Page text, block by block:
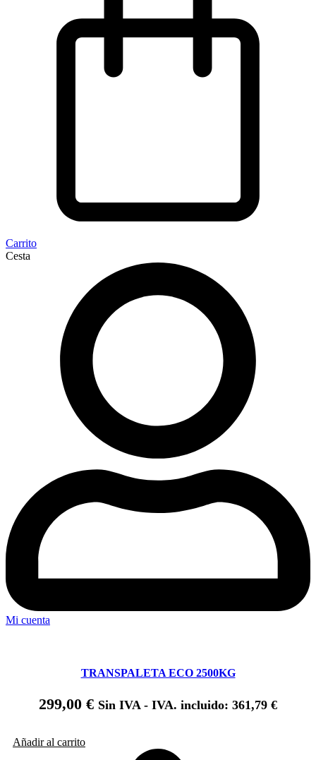
Carrito
Cesta
Mi cuenta
TRANSPALETA ECO 2500KG
299,00 € Sin IVA - IVA. incluido: 361,79 €
Añadir al carrito